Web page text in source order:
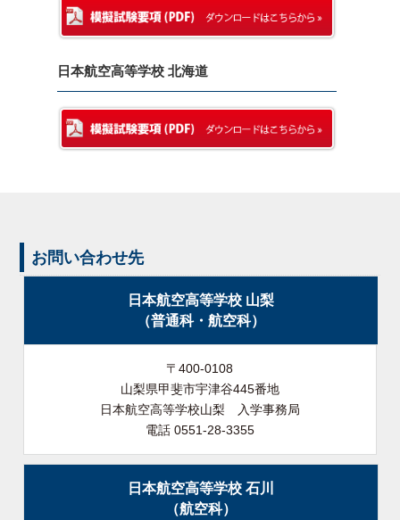
日本航空高等学校 北海道
お問い合わせ先
日本航空高等学校 山梨
（普通科・航空科）
〒400-0108
山梨県甲斐市宇津谷445番地
日本航空高等学校山梨 入学事務局
電話 0551-28-3355
日本航空高等学校 石川
（航空科）